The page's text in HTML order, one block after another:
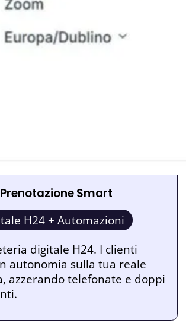
Smart
H24 + Automazioni
digitale H24. I clienti
autonomia sulla tua reale
azzerando telefonate e doppi